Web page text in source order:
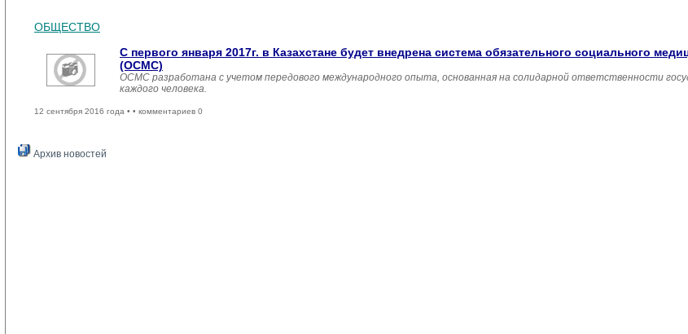
ОБЩЕСТВО
С первого января 2017г. в Казахстане будет внедрена система обязательного социального
(ОСМС)
ОСМС разработана с учетом передового международного опыта, основанная на солидарной ответственности
каждого человека.
12 сентября 2016 года • • комментариев 0
Архив новостей